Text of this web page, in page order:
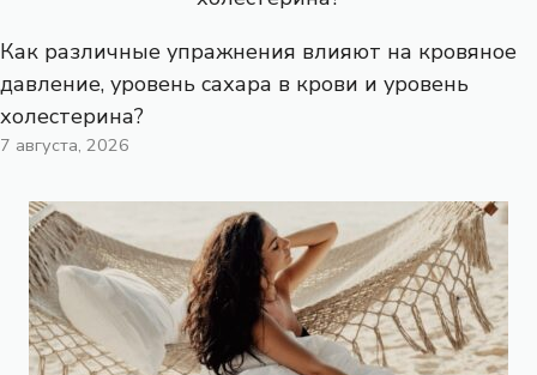
Как различные упражнения влияют на кровяное
давление, уровень сахара в крови и уровень
холестерина?
7 августа, 2026